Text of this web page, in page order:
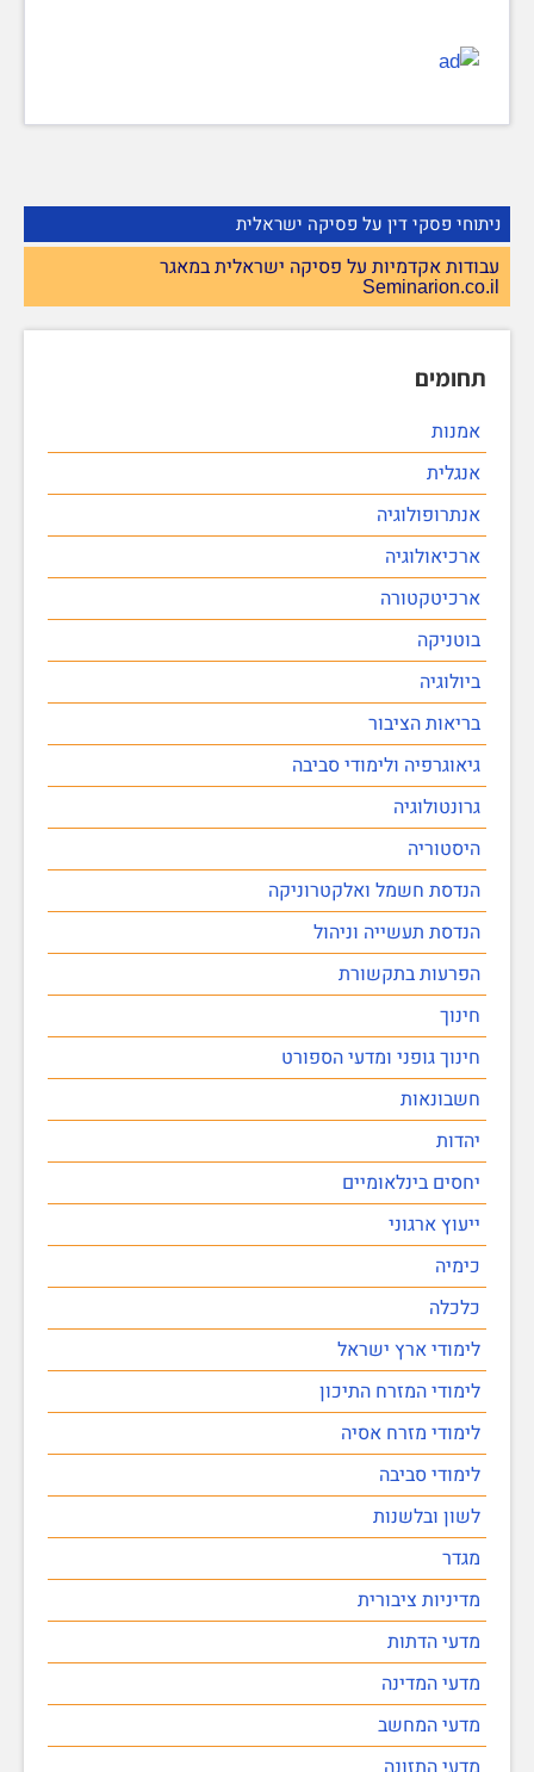
ניתוחי פסקי דין על פסיקה ישראלית
עבודות אקדמיות על פסיקה ישראלית במאגר
Seminarion.co.il
תחומים
אמנות
אנגלית
אנתרופולוגיה
ארכיאולוגיה
ארכיטקטורה
בוטניקה
ביולוגיה
בריאות הציבור
גיאוגרפיה ולימודי סביבה
גרונטולוגיה
היסטוריה
הנדסת חשמל ואלקטרוניקה
הנדסת תעשייה וניהול
הפרעות בתקשורת
חינוך
חינוך גופני ומדעי הספורט
חשבונאות
יהדות
יחסים בינלאומיים
ייעוץ ארגוני
כימיה
כלכלה
לימודי ארץ ישראל
לימודי המזרח התיכון
לימודי מזרח אסיה
לימודי סביבה
לשון ובלשנות
מגדר
מדיניות ציבורית
מדעי הדתות
מדעי המדינה
מדעי המחשב
מדעי התזונה